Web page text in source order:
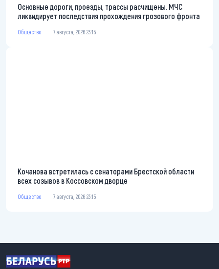
Основные дороги, проезды, трассы расчищены. МЧС
ликвидирует последствия прохождения грозового фронта
Общество 7 августа, 2026 23:15
Кочанова встретилась с сенаторами Брестской области
всех созывов в Коссовском дворце
Общество 7 августа, 2026 23:15